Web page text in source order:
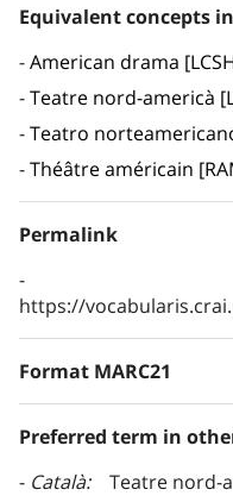
Equivalent concepts
American drama
Teatre nord-americà
Teatro
Théâtre américain
Permalink
https://
Format MARC21
Preferred term in
Català
Teatre nord-